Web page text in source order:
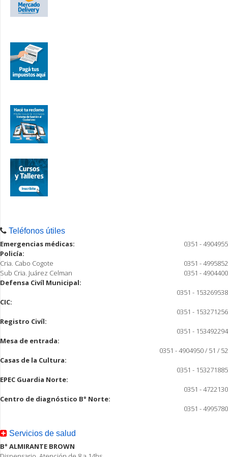
Teléfonos útiles
Emergencias médicas:
0351 - 4904955
Policía:
Cria. Cabo Cogote
0351 - 4995852
Sub Cria. Juárez Celman
0351 - 4904400
Defensa Civíl Municipal:
0351 - 153269538
CIC:
0351 - 153271256
Registro Civíl:
0351 - 153492294
Mesa de entrada:
0351 - 4904950 / 51 / 52
Casas de la Cultura:
0351 - 153271885
EPEC Guardia Norte:
0351 - 4722130
Centro de diagnóstico B° Norte:
0351 - 4995780
Servicios de salud
B° ALMIRANTE BROWN